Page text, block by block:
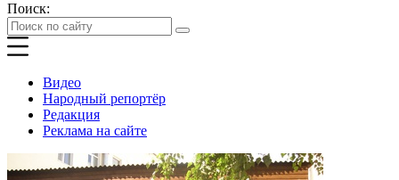
Поиск:
Видео
Народный репортёр
Редакция
Реклама на сайте